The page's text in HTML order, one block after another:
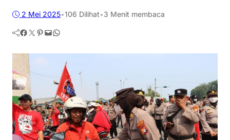
2 Mei 2025•106 Dilihat•3 Menit membaca
Facebook Twitter Pinterest Mail WhatsApp